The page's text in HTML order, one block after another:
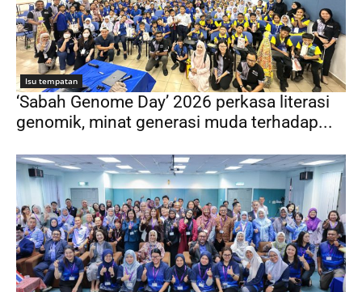
Isu tempatan
‘Sabah Genome Day’ 2026 perkasa literasi
genomik, minat generasi muda terhadap...